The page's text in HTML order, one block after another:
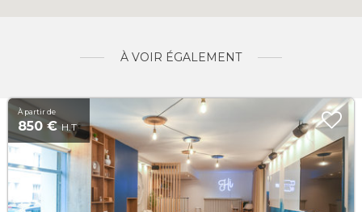
À VOIR ÉGALEMENT
À partir de
850 €H.T